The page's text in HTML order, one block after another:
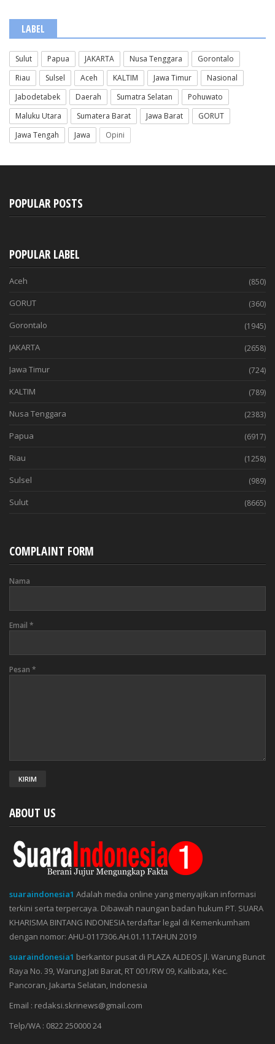
LABEL
Sulut Papua JAKARTA Nusa Tenggara
Gorontalo
Riau
Sulsel Aceh KALTIM Jawa Timur
Nasional
Jabodetabek
Daerah Sumatra Selatan
Pohuwato
Maluku Utara
Sumatera Barat Jawa Barat
GORUT
Jawa Tengah
Jawa Opini
POPULAR POSTS
POPULAR LABEL
Aceh (850)
GORUT (360)
Gorontalo (1945)
JAKARTA (2658)
Jawa Timur (724)
KALTIM (789)
Nusa Tenggara (2383)
Papua (6917)
Riau (1258)
Sulsel (989)
Sulut (8665)
COMPLAINT FORM
Nama
Email *
Pesan *
ABOUT US
suaraindonesia1 Adalah media online yang menyajikan informasi
terkini serta terpercaya. Dibawah naungan badan hukum PT. SUARA
KHARISMA BINTANG INDONESIA terdaftar legal di Kemenkumham
dengan nomor: AHU-0117306.AH.01.11.TAHUN 2019
suaraindonesia1 berkantor pusat di PLAZA ALDEOS Jl. Warung Buncit
Raya No. 39, Warung Jati Barat, RT 001/RW 09, Kalibata, Kec.
Pancoran, Jakarta Selatan, Indonesia
Email : redaksi.skrinews@gmail.com
Telp/WA : 0822 250000 24